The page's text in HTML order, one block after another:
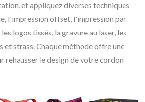
et appliquez diverses techniques
l'impression offset, l'impression par
logos tissés, la gravure au laser, les
et strass. Chaque méthode offre une
rehausser le design de votre cordon